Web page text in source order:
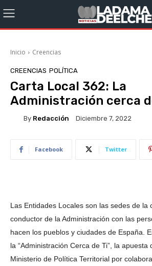
Inicio Creencias
CREENCIAS POLÍTICA
Carta Local 362: La
Administración cerca
By Redacción Diciembre 7, 2022
Facebook Twitter
Las Entidades Locales son las sedes de la
conductor de la Administración con las
hacen los pueblos y ciudades de España.
la “Administración Cerca de Ti”, la apuesta
Ministerio de Política Territorial por